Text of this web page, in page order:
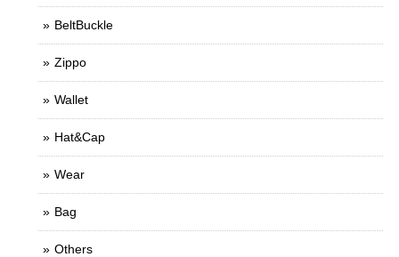
BeltBuckle
Zippo
Wallet
Hat&Cap
Wear
Bag
Others